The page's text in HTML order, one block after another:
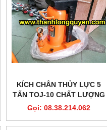
KÍCH CHÂN THỦY LỰC 5
TẤN TOJ-10 CHẤT LƯỢNG
Gọi: 08.38.214.062